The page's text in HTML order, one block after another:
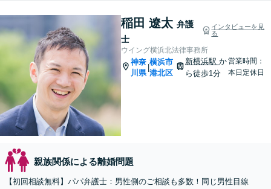
稲田 遼太 弁護
士
インタビューを見
る
ウイング横浜北法律事務所
神奈
川県
横浜市
港北区
新横浜駅か
ら徒歩1分
営業時間：
本日定休日
親族関係による離婚問題
【初回相談無料】パパ弁護士：男性側のご相談も多数！同じ男性目線